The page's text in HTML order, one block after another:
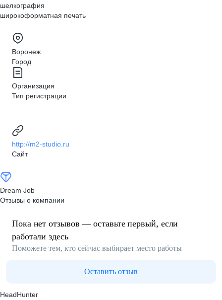
шелкография
широкоформатная печать
Воронеж
Город
Организация
Тип регистрации
http://m2-studio.ru
Сайт
Dream Job
Отзывы о компании
Пока нет отзывов — оставьте первый, если
работали здесь
Поможете тем, кто сейчас выбирает место работы
Оставить отзыв
HeadHunter